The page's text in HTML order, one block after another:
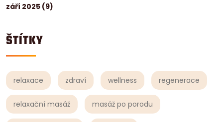
září 2025 (9)
ŠTÍTKY
relaxace zdraví wellness regenerace
relaxační masáž masáž po porodu